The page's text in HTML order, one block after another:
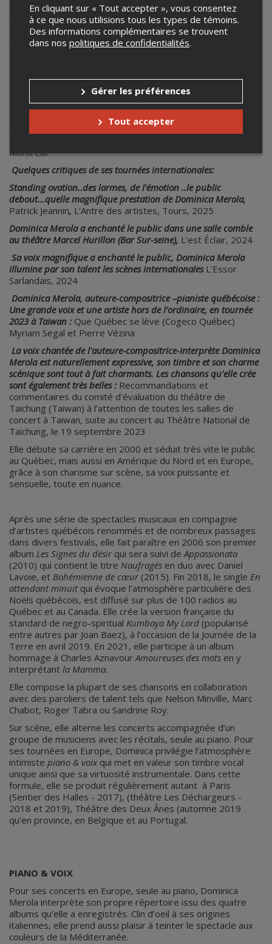
spectacle dans les prestigieux théâtres de Taiwan et les
plus grandes villes de Taiwan dont Taipei, Kaoshiung,
Taichung avec ses compositions et un répertoire
international.
spectacles dans plusieurs régions: Bordeaux, Bergerac,
Troyes, Auvergne, la Vendée et la Touraine la région de
Nice. et enfin à Paris. Au Québec, elle a effectué une
tournée d’été dans plusieurs parcs de Montréal et a donné
plusieurs concerts de Noël dont un accompagnée par une
Montréal.
Quelques critiques de ses tournées internationales:
Standing ovation..des larmes, de l'émotion ..le public
debout...quelle magnifique prestation de Dominica Merola,
Patrick Jeannin, L’Antre des artistes, Tours, 2025
Dominica Merola a enchanté le public dans une salle comble
au théâtre Marcel Hurillon (Bar Sur-seine), L’est Éclair, 2024
Sa voix magnifique a enchanté le public, Dominica Merola
illumine par son talent les scènes internationalesL’Essor
Sarlandais, 2024
Dominica Merola, auteure-compositrice –pianiste québécoise :
Une grande voix et une artiste hors de l’ordinaire, en tournée
2023 à Taiwan : Que Québec se lève (Cogeco Québec)
Myriam Segal et Pierre Vézina
La voix chantée de l'auteure-compositrice-interprète Dominica
Merola est naturellement expressive, son timbre et son charme
scénique sont tout à fait charmants. Les chansons qu'elle crée
sont également très belles : Recommandations et
commentaires du comité d'évaluation du théâtre de
Taichung (Taiwan) à l’attention de toutes les salles de
concert à Taiwan, suite au concert au Théâtre National de
Taichung, le 19 septembre 2023
Elle débute sa carrière en 2000 et séduit très vite le public
au Québec, mais aussi en Amérique du Nord et en Europe,
grâce à son charisme sur scène, sa voix puissante et
sensuelle, toute en nuance.
Après une série de spectacles musicaux en compagnie
d’artistes québécois renommés et de nombreux passages
dans divers festivals, elle fait paraître en 2006 son premier
album Les Signes du désirqui sera suivi deAppassionata
(2010) qui contient le titre Naufragés en duo avec Daniel
Lavoie, et Bohémienne de cœur(2015). Fin 2018, le single En
attendant minuitqui évoque l’atmosphère particulière des
Noëls québécois, est diffusé sur plus de 100 radios au
Québec et au Canada. Elle crée la version française du
standard de negro-spiritual Kumbaya My Lord (popularisé
entre autres par Joan Baez), à l’occasion de la Journée de la
Terre en avril 2019. En 2021, elle participe à un album
hommage à Charles AznavourAmoureuses des mots en y
interprétant la Mamma.
Elle compose la plupart de ses chansons en collaboration
avec des paroliers de talent tels que Nelson Minville, Marc
Chabot, Roger Tabra ou Sandrine Roy.
Sur scène, elle alterne les concerts accompagnée d’un
groupe de musiciens avec les récitals, seule au piano. Pour
ses tournées en Europe, Dominica privilégie l’atmosphère
intimiste piano & voix qui met en valeur son timbre vocal
unique ainsi que sa virtuosité instrumentale. Dans cette
formule, elle se produit régulièrement autant à Paris
(Sentier des Halles - 2017), (théâtre Les Déchargeurs -
2018 et 2019), Théâtre des Deux Ânes (automne 2019
qu’en province, en Belgique et au Portugal.
PIANO & VOIX
Pour ses concerts en Europe, seule au piano, Dominica
Merola interprète son propre répertoire issu des quatre
albums qu’elle a enregistrés. Clin d’oeil à ses origines
italiennes, elle prend aussi plaisir à teinter le spectacle aux
couleurs de la Méditerranée.
En cliquant sur « Tout accepter », vous consentez
à ce que nous utilisions tous les types de témoins.
Des informations complémentaires se trouvent
dans nos politiques de confidentialités.
Gérer les préférences
Tout accepter